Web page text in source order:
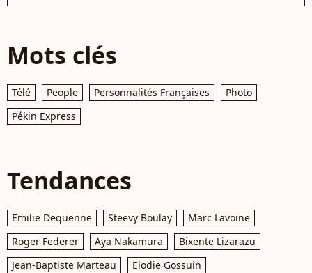
Mots clés
Télé People Personnalités Françaises
Photo
Pékin Express
Tendances
Emilie Dequenne Steevy Boulay
Marc Lavoine
Roger Federer
Aya Nakamura
Bixente Lizarazu
Jean-Baptiste Marteau
Elodie Gossuin